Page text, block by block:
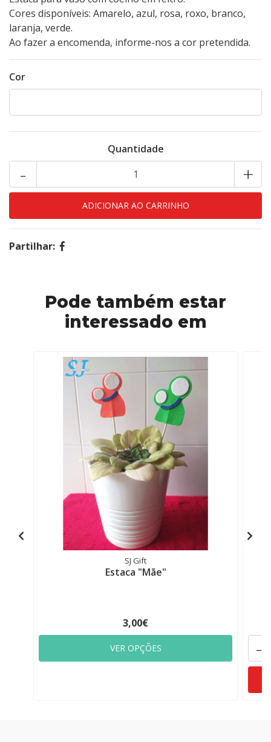
Cores disponíveis: Amarelo, azul, rosa, roxo, branco,
laranja, verde.
Ao fazer a encomenda, informe-nos a cor pretendida.
Cor
Quantidade
+
-
Partilhar:
Pode também estar
interessado em
SJ Gift
Estaca "Mãe"
3,00€
VER OPÇÕES -